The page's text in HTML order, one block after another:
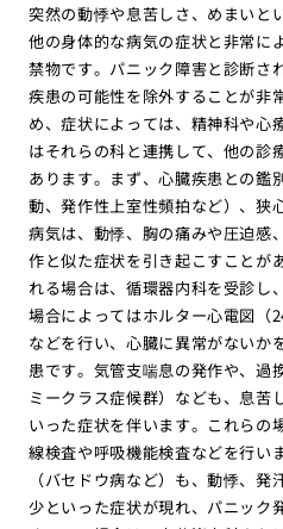
突然の動悸や息苦しさ、めまいと
他の身体的な病気の症状と非常に
禁物です。パニック障害と診断さ
疾患の可能性を除外することが非
め、症状によっては、精神科や心
はそれらの科と連携して、他の診
あります。まず、心臓疾患との鑑
動、発作性上室性頻拍など）、狭
病気は、動悸、胸の痛みや圧迫感
作と似た症状を引き起こすことが
れる場合は、循環器内科を受診し
場合によってはホルター心電図（
などを行い、心臓に異常がないか
患です。気管支喘息の発作や、過
ミークラス症候群）なども、息苦
いった症状を伴います。これらの
線検査や呼吸機能検査などを行い
（バセドウ病など）も、動悸、
少といった症状が現れ、パニック